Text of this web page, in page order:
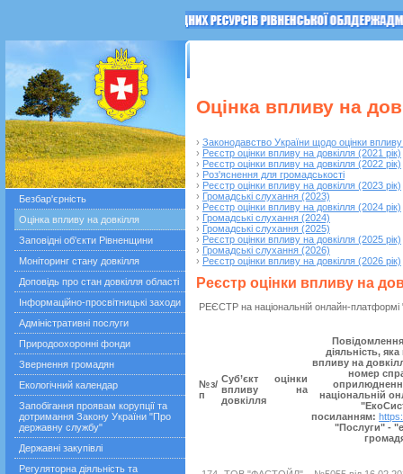
Безбар'єрність
Оцінка впливу на довкілля
Заповідні об'єкти Рівненщини
Моніторинг стану довкілля
Доповідь про стан довкілля області
Інформаційно-просвітницькі заходи
Адміністративні послуги
Природоохоронні фонди
Звернення громадян
Екологічний календар
Запобігання проявам корупції та
дотримання Закону України "Про
державну службу"
Державні закупівлі
Регуляторна діяльність та
Оцінка впливу на
› Законодавство України щодо оцінки впливу
› Реєстр оцінки впливу на довкілля (2021 рік)
› Реєстр оцінки впливу на довкілля (2022 рік)
› Роз'яснення для громадськості
› Реєстр оцінки впливу на довкілля (2023 рік)
› Громадські слухання (2023)
› Реєстр оцінки впливу на довкілля (2024 рік)
› Громадські слухання (2024)
› Громадські слухання (2025)
› Реєстр оцінки впливу на довкілля (2025 рік)
› Громадські слухання (2026)
› Реєстр оцінки впливу на довкілля (2026 рік)
Реєстр оцінки впливу на
РЕЄСТР на національній онлайн-
№з/
п
Суб’єкт оцінки
впливу на
довкілля
діяльність, яка
впливу на
номер
національній
посиланням:
"Послуги" -